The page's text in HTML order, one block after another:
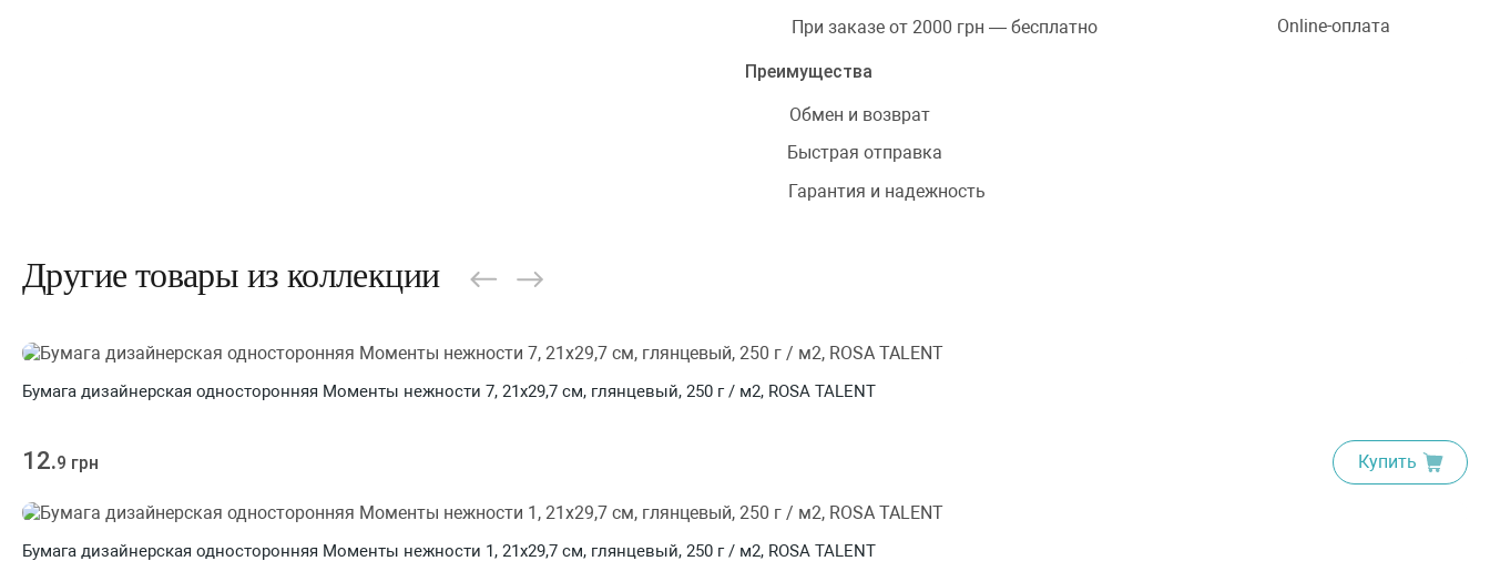
При заказе от 2000 грн — бесплатно
Online-оплата
Преимущества
Обмен и возврат
Быстрая отправка
Гарантия и надежность
Другие товары из коллекции
Бумага дизайнерская односторонняя Моменты нежности 7, 21х29,7 см, глянцевый, 250 г / м2, ROSA TALENT
12.9 грн Купить
Бумага дизайнерская односторонняя Моменты нежности 1, 21х29,7 см, глянцевый, 250 г / м2, ROSA TALENT